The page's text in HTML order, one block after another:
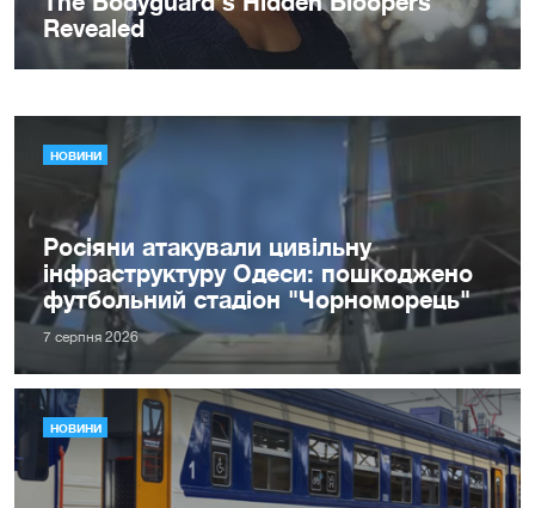
НОВИНИ
Росіяни атакували цивільну
інфраструктуру Одеси: пошкоджено
футбольний стадіон "Чорноморець"
7 серпня 2026
НОВИНИ